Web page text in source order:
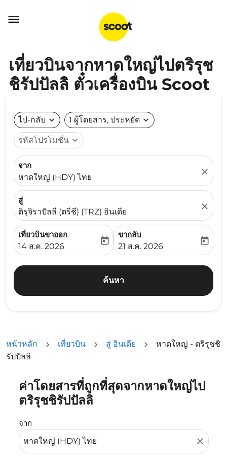

เที่ยวบินจากหาดใหญ่ไปตริรุช
ชิรัปปัลลิ ตั๋วเครื่องบิน Scoot
ไป-กลับ expand_more 1 ผู้โดยสาร, ประหยัด expand_more
รหัสโปรโมชั่น expand_more
จาก
หาดใหญ่ (HDY) ไทย
close
สู่
ติรุจิราปัลลี (ตรีชี) (TRZ) อินเดีย
close
เที่ยวบินขาออก
fc-booking-departure-date-aria-label
14 ส.ค. 2026
today
ขากลับ
fc-booking-return-date-
21 ส.ค. 2026
today
ค้นหา
หน้าหลัก เที่ยวบิน สู่ อินเดีย
หาดใหญ่ - ตริรุชชิ
รัปปัลลิ
ค่าโดยสารที่ถูกที่สุดจากหาดใหญ่ไป
ตริรุชชิรัปปัลลิ
จาก
close
ลองอัปเดตเส้นทางของคุณ (ต้นทางและ/หรือปลายทาง) หรื